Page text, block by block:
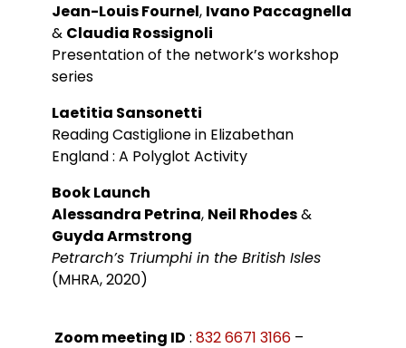
Jean-Louis Fournel, Ivano Paccagnella
& Claudia Rossignoli
Presentation of the network’s workshop
series
Laetitia Sansonetti
Reading Castiglione in Elizabethan
England : A Polyglot Activity
Book Launch
Alessandra Petrina, Neil Rhodes&
Guyda Armstrong
Petrarch’s Triumphi in the British Isles
(MHRA, 2020)
Zoom meeting ID : 832 6671 3166–